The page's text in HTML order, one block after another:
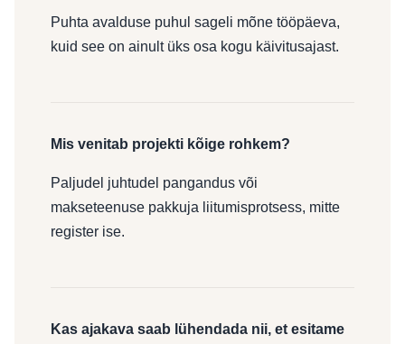
Puhta avalduse puhul sageli mõne tööpäeva,
kuid see on ainult üks osa kogu käivitusajast.
Mis venitab projekti kõige rohkem?
Paljudel juhtudel pangandus või
makseteenuse pakkuja liitumisprotsess, mitte
register ise.
Kas ajakava saab lühendada nii, et esitame